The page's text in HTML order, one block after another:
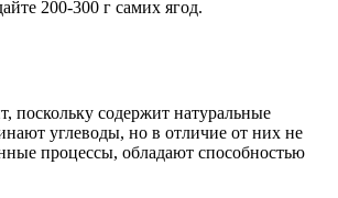
200-300 г самих ягод.
поскольку содержит натуральные
углеводы, но в отличие от них не
процессы, обладают способностью